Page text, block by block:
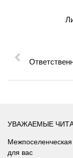
Усть-
Отдел
Отдел
УВАЖАЕМЫЕ
Межпоселенческая
для вас